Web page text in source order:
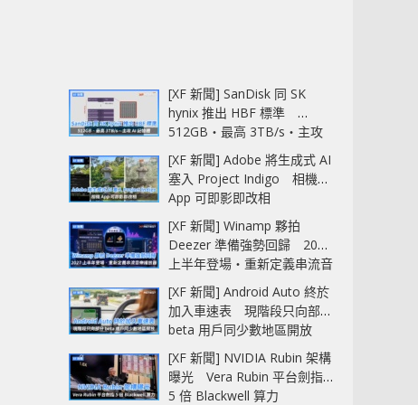
[XF 新聞] SanDisk 同 SK
hynix 推出 HBF 標準
512GB‧最高 3TB/s‧主攻
AI 記憶體
[XF 新聞] Adobe 將生成式 AI
塞入 Project Indigo 相機
App 可即影即改相
[XF 新聞] Winamp 夥拍
Deezer 準備強勢回歸 2027
上半年登場‧重新定義串流音
樂播放器
[XF 新聞] Android Auto 終於
加入車速表 現階段只向部分
beta 用戶同少數地區開放
[XF 新聞] NVIDIA Rubin 架構
曝光 Vera Rubin 平台劍指
5 倍 Blackwell 算力